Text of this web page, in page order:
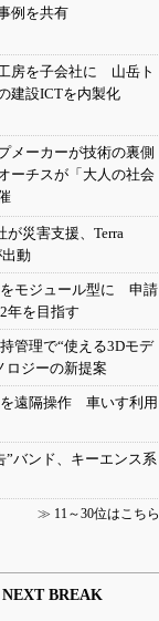
例を共有
房を子会社に 山岳ト
建設ICTを内製化
メーカーが技術の裏側
ーチスが「大人の社会
が災害支援、Terra
出動
モジュール型に 申請
年を目指す
管理で“使える3Dモデ
ジーの新提案
を遠隔操作 車いす利用
”バンド、キーエンス系
≫ 11～30位はこちら
NEXT BREAK